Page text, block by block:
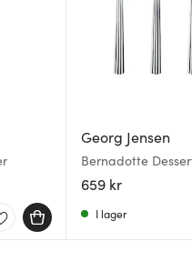
Georg Jensen
Bernadotte
659 kr
I lager